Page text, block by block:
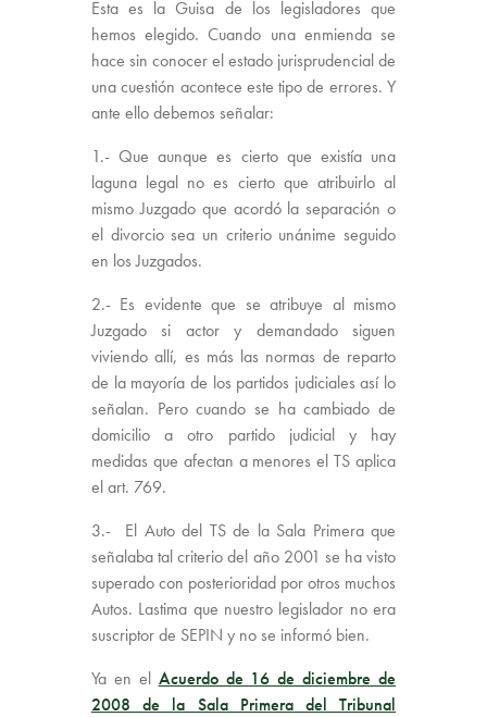
Esta es la Guisa de los legisladores que
hemos elegido. Cuando una enmienda se
hace sin conocer el estado jurisprudencial de
una cuestión acontece este tipo de errores. Y
ante ello debemos señalar:
1.- Que aunque es cierto que existía una
laguna legal no es cierto que atribuirlo al
mismo Juzgado que acordó la separación o
el divorcio sea un criterio unánime seguido
en los Juzgados.
2.- Es evidente que se atribuye al mismo
Juzgado si actor y demandado siguen
viviendo allí, es más las normas de reparto
de la mayoría de los partidos judiciales así lo
señalan. Pero cuando se ha cambiado de
domicilio a otro partido judicial y hay
medidas que afectan a menores el TS aplica
el art. 769.
3.- El Auto del TS de la Sala Primera que
señalaba tal criterio del año 2001 se ha visto
superado con posterioridad por otros muchos
Autos. Lastima que nuestro legislador no era
suscriptor de SEPIN y no se informó bien.
Ya en el Acuerdo de 16 de diciembre de
2008 de la Sala Primera del Tribunal